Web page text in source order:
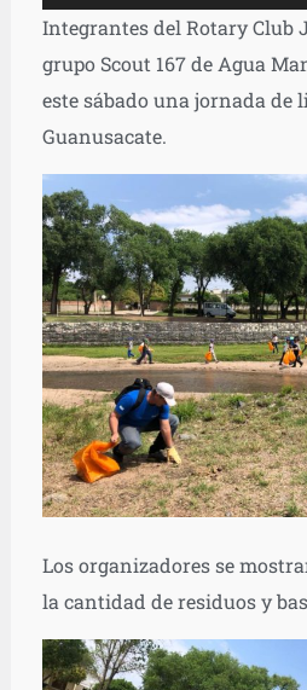
de
Integrantes del Rotary Club
grupo Scout 167 de Agua
este sábado una jornada de
Guanusacate.
Los organizadores se
la cantidad de residuos y